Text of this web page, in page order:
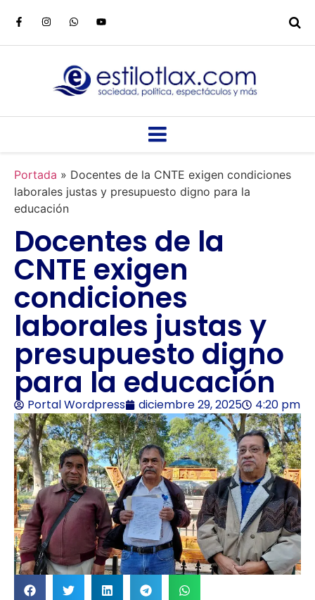
Portada » Docentes de la CNTE exigen condiciones
laborales justas y presupuesto digno para la
educación
Docentes de la
CNTE exigen
condiciones
laborales justas y
presupuesto digno
para la educación
Portal Wordpress diciembre 29, 2025 4:20 pm